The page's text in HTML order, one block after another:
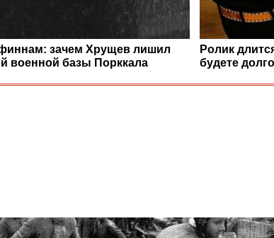
зачем Хрущев лишил
военной базы Порккала
Ролик
будете долго